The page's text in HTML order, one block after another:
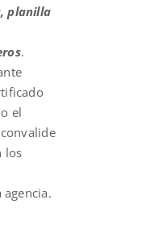
planilla
.
el
los